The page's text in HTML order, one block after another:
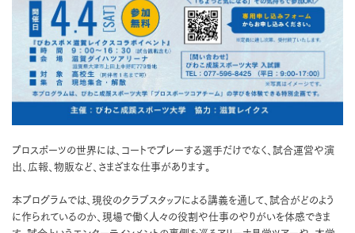
プロスポーツの世界には、コートでプレーする選手だけでなく、試合運営や演
出、広報、物販など、さまざまな仕事があります。
本プログラムでは、現役のクラブスタッフによる講義を通して、試合がどのよう
に作られているのか、現場で働く人々の役割や仕事のやりがいを体感できま